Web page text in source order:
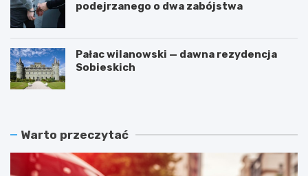
podejrzanego o dwa zabójstwa
Pałac wilanowski — dawna rezydencja
Sobieskich
Warto przeczytać